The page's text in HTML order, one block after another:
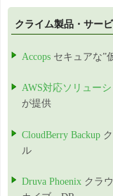
クライム製品・サー
Accops セキュアな”
AWS対応ソリュー
が提供
CloudBerry Backup
ル
Druva Phoenix クラ